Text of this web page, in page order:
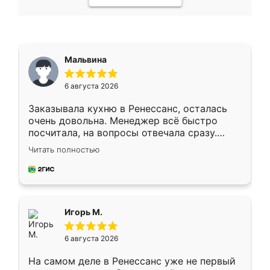
Мальвина
6 августа 2026
Заказывала кухню в Ренессанс, осталась
очень довольна. Менеджер всё быстро
посчитала, на вопросы отвечала сразу.
Замерщик приехал в субботу, подошёл к
делу со всей ответственностью. Собрали
за день, ребята работали аккуратно, даже
Читать полностью
Игорь М.
6 августа 2026
На самом деле в Ренессанс уже не первый